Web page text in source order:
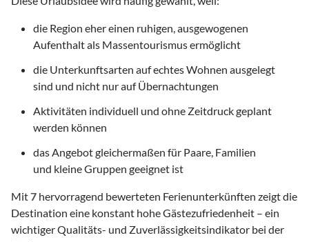
die Region eher einen ruhigen, ausgewogenen
Aufenthalt als Massentourismus ermöglicht
die Unterkunftsarten auf echtes Wohnen ausgelegt
sind und nicht nur auf Übernachtungen
Aktivitäten individuell und ohne Zeitdruck geplant
werden können
das Angebot gleichermaßen für Paare, Familien
und kleine Gruppen geeignet ist
Mit7 hervorragend bewerteten Ferienunterkünften zeigt die
Destination eine konstant hohe Gästezufriedenheit – ein
wichtiger Qualitäts- und Zuverlässigkeitsindikator bei der